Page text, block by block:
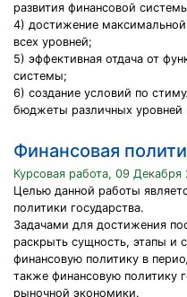
развития финансовой
4) достижение
всех уровней;
5) эффективная отдача от
системы;
6) создание условий по
бюджеты различных уровней
Финансовая
Курсовая работа, 09 Декабря
Целью данной работы
политики государства.
Задачами для достижения
раскрыть сущность, этапы и
финансовую политику в
также финансовую политику
рыночной экономики.